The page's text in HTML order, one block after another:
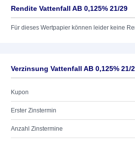
Rendite Vattenfall AB 0,125% 21/29
Für dieses Wertpapier können leider keine
Verzinsung Vattenfall AB 0,125% 21/
Kupon
Erster Zinstermin
Anzahl Zinstermine